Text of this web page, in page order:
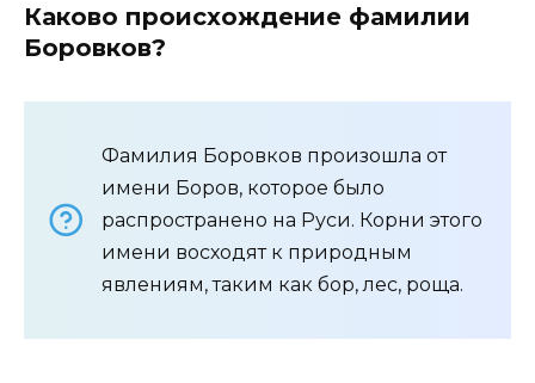
Каково происхождение фамилии
Боровков?
Фамилия Боровков произошла от
имени Боров, которое было
распространено на Руси. Корни этого
имени восходят к природным
явлениям, таким как бор, лес, роща.